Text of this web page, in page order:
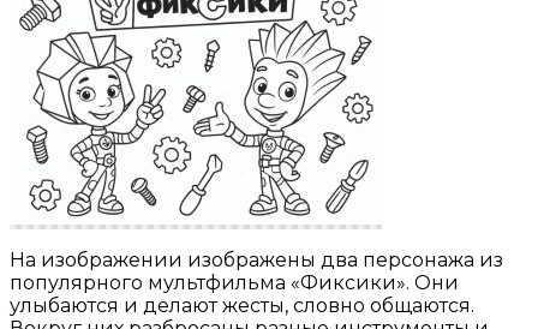
На изображении изображены два персонажа из
популярного мультфильма «Фиксики». Они
улыбаются и делают жесты, словно общаются.